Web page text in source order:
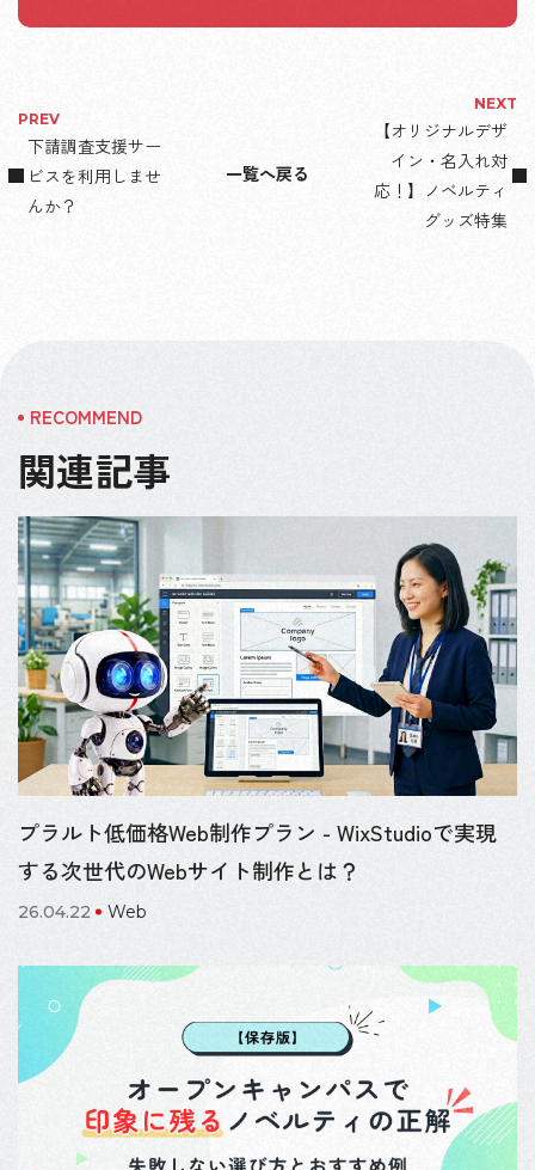
PREV
下請調査支援サー
ビスを利用しませ
んか？
一覧へ戻る
NEXT
【オリジナルデザ
イン・名入れ対
応！】ノベルティ
グッズ特集
関連記事
プラルト低価格Web制作プラン - WixStudioで実現
する次世代のWebサイト制作とは？
26.04.22 Web